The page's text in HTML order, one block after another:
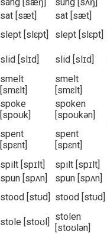
sat [sæt] sat [sæt]
slept [slɛpt] slept [slɛpt]
slid [slɪd] slid [slɪd]
smelt
[smɛlt]
smelt
[smɛlt]
spoke
[spoʊk]
spoken
[spoʊkən]
spent
[spɛnt]
spent
[spɛnt]
spilt [spɪlt] spilt [spɪlt]
spun [spʌn] spun [spʌn]
stood [stʊd] stood [stʊd]
stole [stoʊl]
stolen
[stoʊlən]